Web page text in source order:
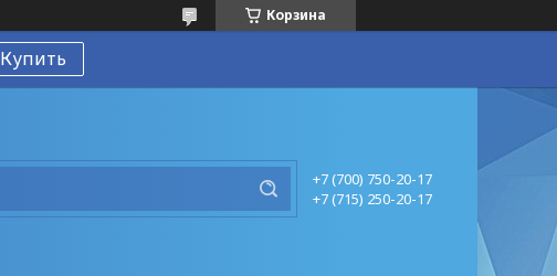
Корзина
Купить
+7 (700) 750-20-17
+7 (715) 250-20-17